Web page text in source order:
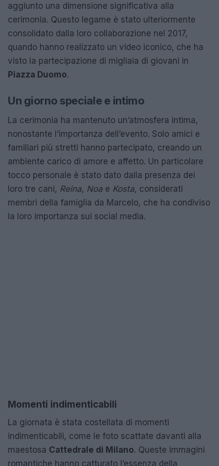
aggiunto una dimensione significativa alla
cerimonia. Questo legame è stato ulteriormente
consolidato dalla loro collaborazione nel 2017,
quando hanno realizzato un video iconico, che ha
visto la partecipazione di migliaia di giovani in
Piazza Duomo.
Un giorno speciale e intimo
La cerimonia ha mantenuto un’atmosfera intima,
nonostante l’importanza dell’evento. Solo amici e
familiari più stretti hanno partecipato, creando un
ambiente carico di amore e affetto. Un particolare
tocco personale è stato dato dalla presenza dei
loro tre cani, Reina, Noa e Kosta, considerati
membri della famiglia da Marcelo, che ha condiviso
la loro importanza sui social media.
Momenti indimenticabili
La giornata è stata costellata di momenti
indimenticabili, come le foto scattate davanti alla
maestosa Cattedrale di Milano. Queste immagini
romantiche hanno catturato l’essenza della